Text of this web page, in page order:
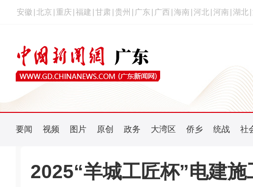
安徽 北京 重庆 福建 甘肃 贵州 广东 广西 海南 河北 河南 湖北
要闻 视频 图片 原创 政务 大湾区 侨乡 统战 社
2025“羊城工匠杯”电建